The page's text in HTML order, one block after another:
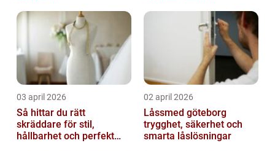
03 april 2026
Så hittar du rätt
skräddare för stil,
hållbarhet och perfekt
02 april 2026
Låssmed göteborg
trygghet, säkerhet och
smarta låslösningar